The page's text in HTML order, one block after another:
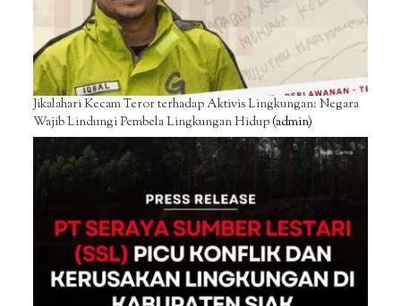
Jikalahari Kecam Teror terhadap Aktivis Lingkungan: Negara
Wajib Lindungi Pembela Lingkungan Hidup(admin)